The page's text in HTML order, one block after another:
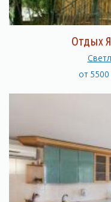
Отдых
от 5500